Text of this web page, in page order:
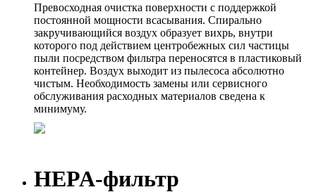
Превосходная очистка поверхности с поддержкой
постоянной мощности всасывания. Спирально
закручивающийся воздух образует вихрь, внутри
которого под действием центробежных сил частицы
пыли посредством фильтра переносятся в пластиковый
контейнер. Воздух выходит из пылесоса абсолютно
чистым. Необходимость замены или сервисного
обслуживания расходных материалов сведена к
минимуму.
HEPA-фильтр